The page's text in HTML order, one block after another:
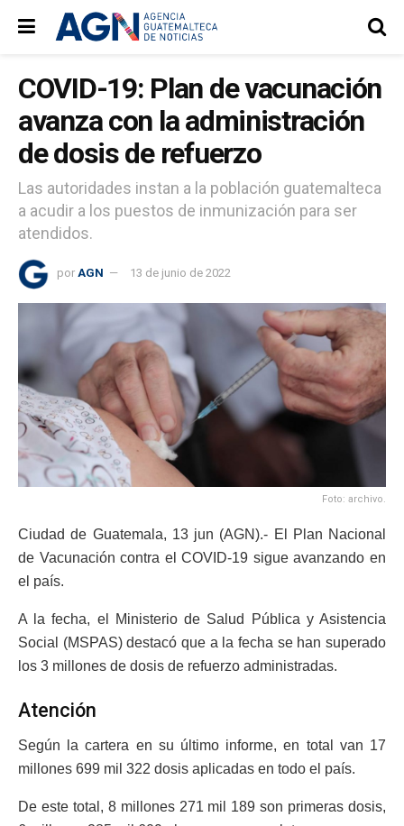
COVID-19: Plan de vacunación
avanza con la administración
de dosis de refuerzo
Las autoridades instan a la población guatemalteca
a acudir a los puestos de inmunización para ser
atendidos.
por AGN 13 de junio de 2022
Foto: archivo.
Ciudad de Guatemala, 13 jun (AGN).- El Plan Nacional
de Vacunación contra el COVID-19 sigue avanzando en
el país.
A la fecha, el Ministerio de Salud Pública y Asistencia
Social (MSPAS) destacó que a la fecha se han superado
los 3 millones de dosis de refuerzo administradas.
Atención
Según la cartera en su último informe, en total van 17
millones 699 mil 322 dosis aplicadas en todo el país.
De este total, 8 millones 271 mil 189 son primeras dosis,